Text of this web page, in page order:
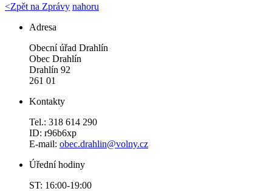
<Zpět na Zprávy nahoru
Adresa
Obecní úřad Drahlín
Obec Drahlín
Drahlín 92
261 01
Kontakty
Tel.: 318 614 290
ID: r96b6xp
E-mail: obec.drahlin@volny.cz
Úřední hodiny
ST: 16:00-19:00